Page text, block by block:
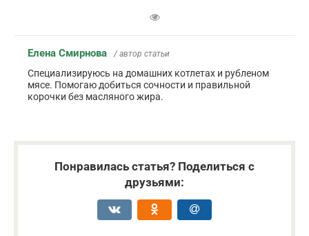
Елена Смирнова / автор статьи
Специализируюсь на домашних котлетах и рубленом
мясе. Помогаю добиться сочности и правильной
корочки без масляного жира.
Понравилась статья? Поделиться с
друзьями: